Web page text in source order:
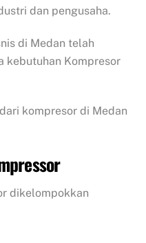
dan pengusaha.
di Medan telah
kebutuhan Kompresor
kompresor di Medan
dikelompokkan